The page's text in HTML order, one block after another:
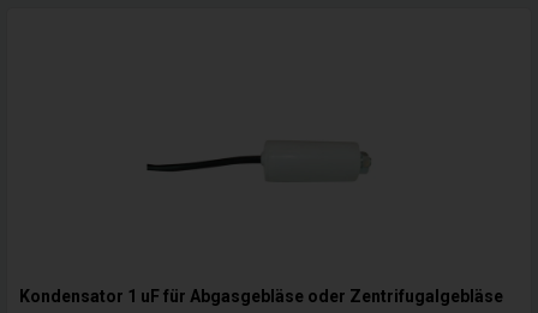
Kondensator 1 uF für Abgasgebläse oder Zentrifugalgebläse